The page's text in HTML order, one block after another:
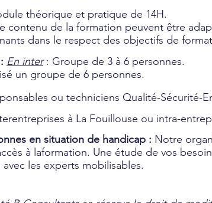
théorique et pratique de 14H.
contenu de la formation peuvent être
dans le respect des objectifs de
En inter: Groupe de 3 à 6 personnes.
un groupe de 6 personnes.
ou techniciens Qualité-
à La Fouillouse ou intra-
en situation de handicap : Notre
à laformation. Une étude de vos
les experts mobilisables.